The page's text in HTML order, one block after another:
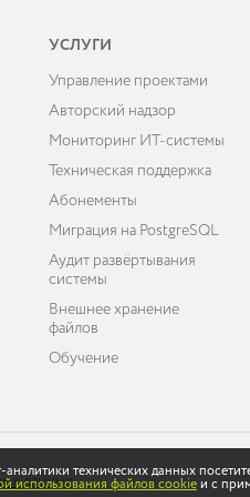
УСЛУГИ
Управление проектами
Авторский надзор
Мониторинг ИТ-системы
Техническая поддержка
Абонементы
Миграция на PostgreSQL
Аудит развёртывания
системы
Внешнее хранение
файлов
Обучение
данных
технических данных
использования файлов cookie и с